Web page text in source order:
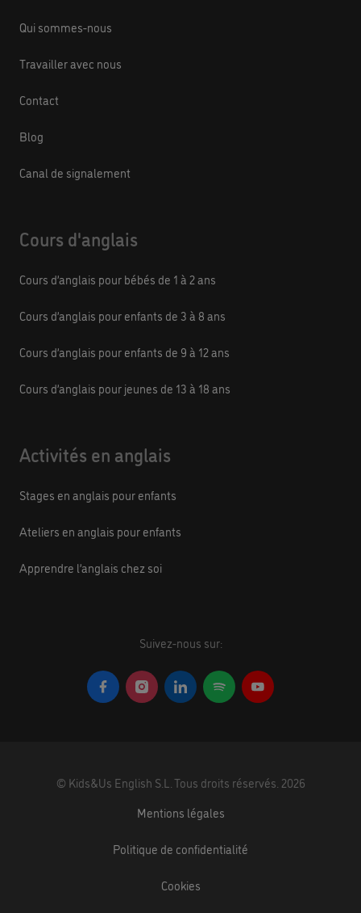
Qui sommes-nous
Travailler avec nous
Contact
Blog
Canal de signalement
Cours d'anglais
Cours d’anglais pour bébés de 1 à 2 ans
Cours d’anglais pour enfants de 3 à 8 ans
Cours d’anglais pour enfants de 9 à 12 ans
Cours d’anglais pour jeunes de 13 à 18 ans
Activités en anglais
Stages en anglais pour enfants
Ateliers en anglais pour enfants
Apprendre l’anglais chez soi
Suivez-nous sur:
© Kids&Us English S.L. Tous droits réservés. 2026
Mentions légales
Politique de confidentialité
Cookies